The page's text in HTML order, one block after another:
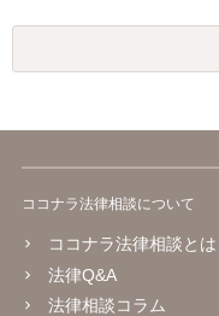
ココナラ法律相談について
ココナラ法律相談とは
法律Q&A
法律相談コラム